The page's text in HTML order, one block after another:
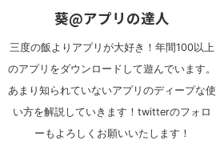
葵@アプリの達人
三度の飯よりアプリが大好き！年間100以上
のアプリをダウンロードして遊んでいます。
あまり知られていないアプリのディープな使
い方を解説していきます！twitterのフォロ
ーもよろしくお願いいたします！